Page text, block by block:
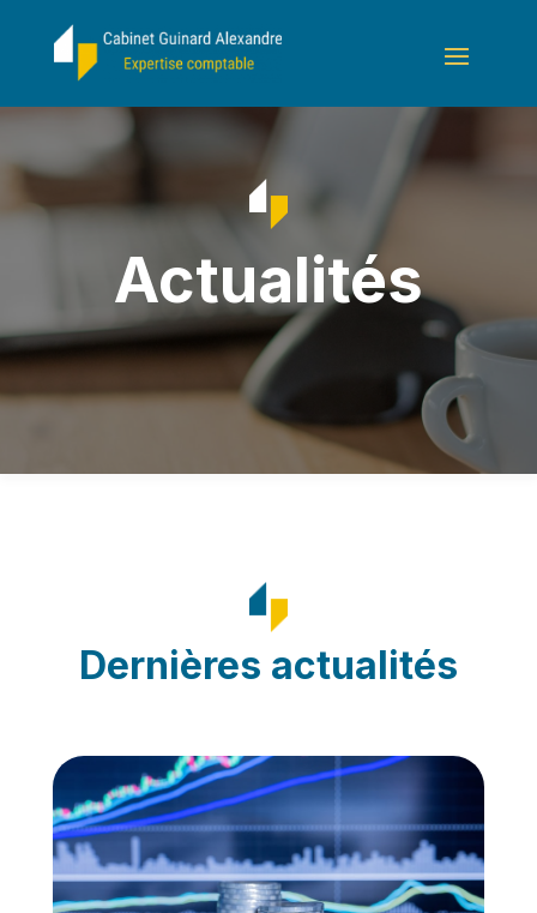
Actualités
Dernières actualités